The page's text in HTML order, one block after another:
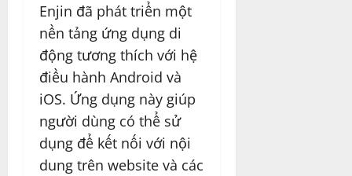
Enjin đã phát triển một
nền tảng ứng dụng di
động tương thích với hệ
điều hành Android và
iOS. Ứng dụng này giúp
người dùng có thể sử
dụng để kết nối với nội
dung trên website và các